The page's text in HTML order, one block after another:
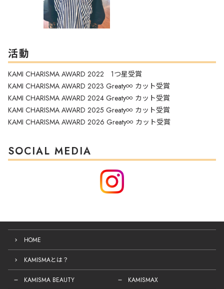
活動
KAMI CHARISMA AWARD 2022 1つ星受賞
KAMI CHARISMA AWARD 2023 Greaty∞ カット受賞
KAMI CHARISMA AWARD 2024 Greaty∞ カット受賞
KAMI CHARISMA AWARD 2025 Greaty∞ カット受賞
KAMI CHARISMA AWARD 2026 Greaty∞ カット受賞
SOCIAL MEDIA
HOME
KAMISMAとは？
KAMISMA BEAUTY KAMISMAX